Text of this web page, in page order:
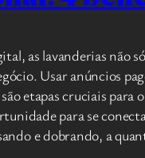
as lavanderias não
Usar anúncios
etapas cruciais para
para se
e dobrando, a